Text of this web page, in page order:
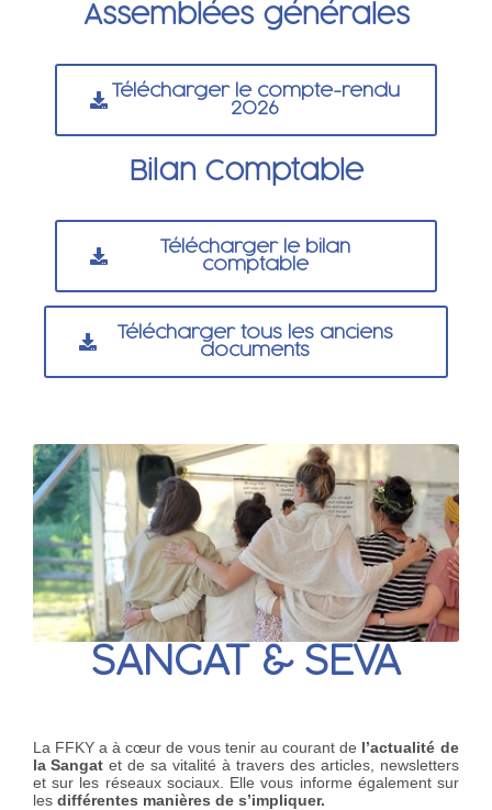
Assemblées générales
Télécharger le compte-rendu
2026
Bilan Comptable
Télécharger le bilan
comptable
Télécharger tous les anciens
documents
SANGAT & SEVA
La FFKY a à cœur de vous tenir au courant de l’actualité de
la Sangat et de sa vitalité à travers des articles, newsletters
et sur les réseaux sociaux. Elle vous informe également sur
les différentes manières de s’impliquer.